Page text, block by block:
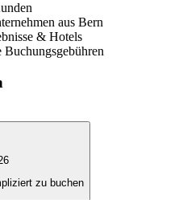
aus Bern
& Hotels
Buchungsgebühren
zu buchen